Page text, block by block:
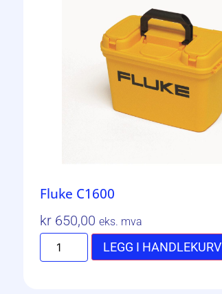
Fluke C1600
kr650,00 eks. mva
LEGG I HANDLEKURV